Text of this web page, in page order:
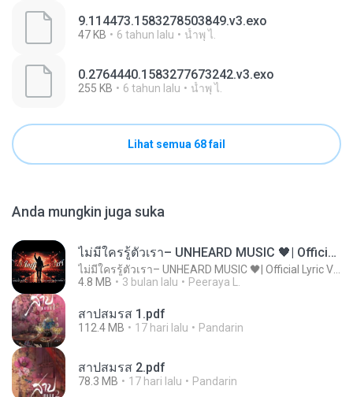
9.114473.1583278503849.v3.exo
47 KB 6 tahun lalu นํ้าพุ ไ.
0.2764440.1583277673242.v3.exo
255 KB 6 tahun lalu นํ้าพุ ไ.
Lihat semua 68 fail
Anda mungkin juga suka
ไม่มีใครรู้ตัวเรา– UNHEARD MUSIC 🖤| Official Lyric Video | เพลงสู้ชีวิต
4.8 MB
3 bulan lalu Peeraya L.
สาปสมรส 1.pdf
112.4 MB 17 hari lalu Pandarin
สาปสมรส 2.pdf
78.3 MB 17 hari lalu Pandarin